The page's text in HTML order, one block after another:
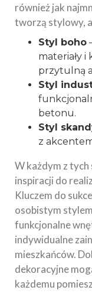
również jak
tworzą stylowy,
Styl boho
materiały
przytulną
Styl
betonu.
Styl
z
W każdym z
inspiracji do
Kluczem do
osobistym
funkcjonalne
indywidualne
mieszkańców.
dekoracyjne
każdemu